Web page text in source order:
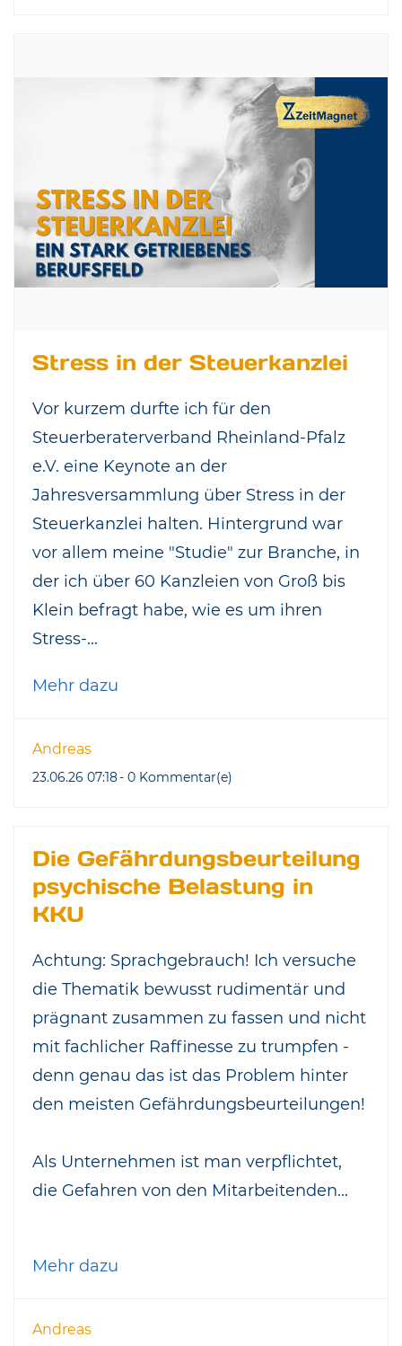
Stress in der Steuerkanzlei
Vor kurzem durfte ich für den
Steuerberaterverband Rheinland-Pfalz
e.V. eine Keynote an der
Jahresversammlung über Stress in der
Steuerkanzlei halten. Hintergrund war
vor allem meine "Studie" zur Branche, in
der ich über 60 Kanzleien von Groß bis
Klein befragt habe, wie es um ihren
Stress-...
Mehr dazu
Andreas
23.06.26 07:18- 0 Kommentar(e)
Die Gefährdungsbeurteilung
psychische Belastung in
KKU
Achtung: Sprachgebrauch! Ich versuche
die Thematik bewusst rudimentär und
prägnant zusammen zu fassen und nicht
mit fachlicher Raffinesse zu trumpfen -
denn genau das ist das Problem hinter
den meisten Gefährdungsbeurteilungen!
Als Unternehmen ist man verpflichtet,
die Gefahren von den Mitarbeitenden...
Mehr dazu
Andreas